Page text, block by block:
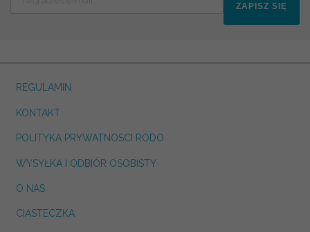
ZAPISZ SIĘ
REGULAMIN
KONTAKT
POLITYKA PRYWATNOSCI RODO
WYSYŁKA I ODBIÓR OSOBISTY
O NAS
CIASTECZKA